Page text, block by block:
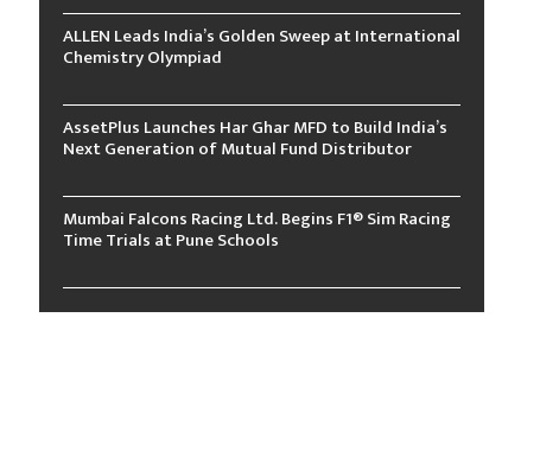
ALLEN Leads India’s Golden Sweep at International
Chemistry Olympiad
AssetPlus Launches Har Ghar MFD to Build India’s
Next Generation of Mutual Fund Distributor
Mumbai Falcons Racing Ltd. Begins F1® Sim Racing
Time Trials at Pune Schools